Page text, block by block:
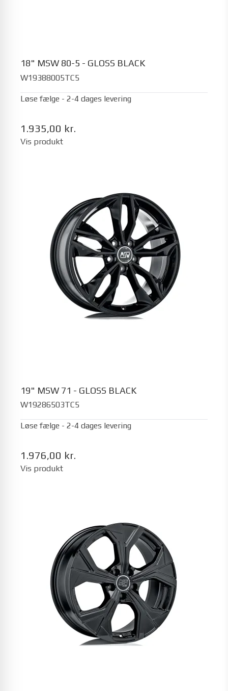
18" MSW 80-5 - GLOSS BLACK
W19388005TC5
Løse fælge - 2-4 dages levering
1.935,00 kr.
Vis produkt
19" MSW 71 - GLOSS BLACK
W19286503TC5
Løse fælge - 2-4 dages levering
1.976,00 kr.
Vis produkt